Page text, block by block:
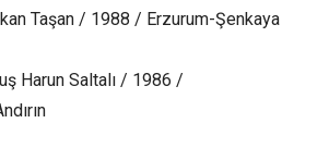
Taşan / 1988 / Erzurum-Şenkaya
Harun Saltalı / 1986 /